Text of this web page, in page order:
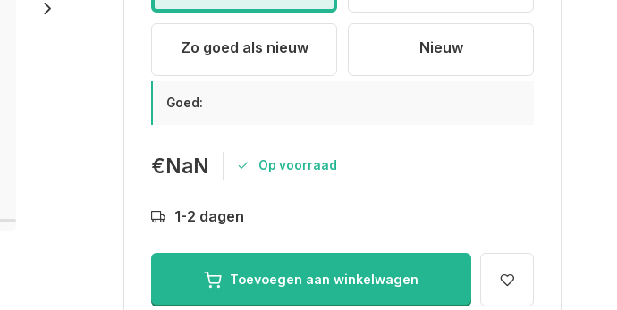
Zo goed als nieuw Nieuw
Goed:
€NaN Op voorraad
1-2 dagen
Toevoegen aan winkelwagen